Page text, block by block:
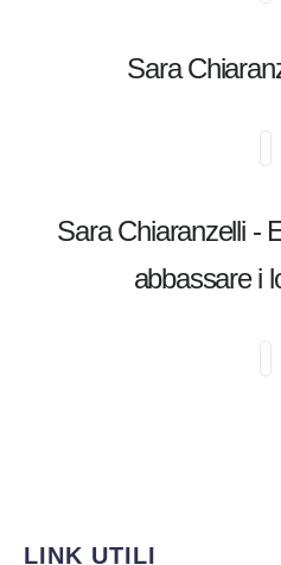
Sara
Sara Chiaranzelli -
abbassare i
LINK UTILI